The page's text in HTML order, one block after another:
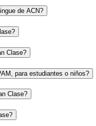
de ACN?
Clase?
para estudiantes o niños?
Clase?